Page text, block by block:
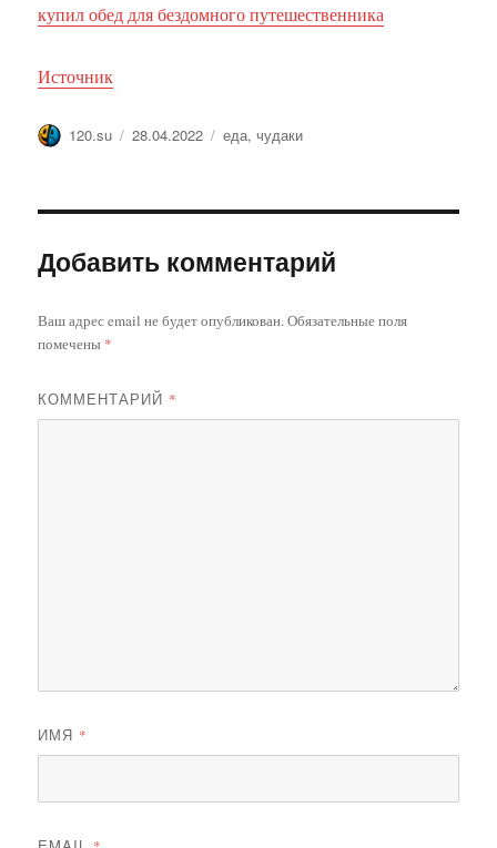
купил обед для бездомного путешественника
Источник
Автор
120.su Опубликовано
28.04.2022 Метки
еда,чудаки
Добавить комментарий
Ваш адрес email не будет опубликован. Обязательные поля
помечены *
КОММЕНТАРИЙ *
ИМЯ *